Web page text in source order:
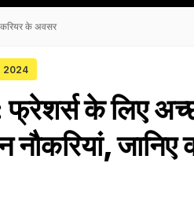
करियर के अवसर
2024
के लिए
नौकरियां,